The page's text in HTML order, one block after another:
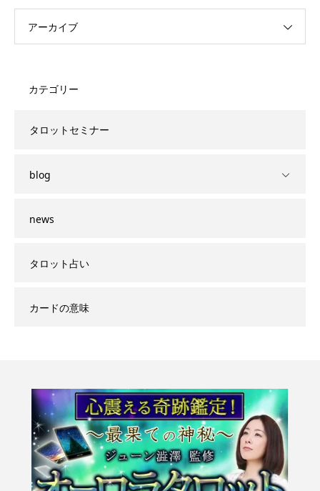
アーカイブ
カテゴリー
タロットセミナー
blog
news
タロット占い
カードの意味